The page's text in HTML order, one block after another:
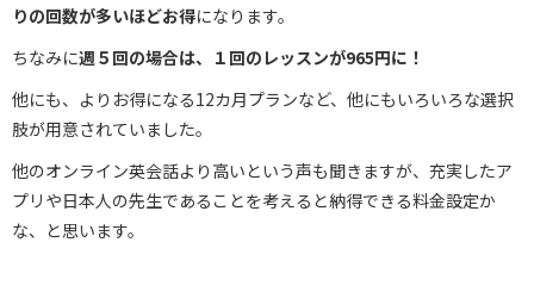
りの回数が多いほどお得になります。
ちなみに週５回の場合は、１回のレッスンが965円に！
他にも、よりお得になる12カ月プランなど、他にもいろいろな選択
肢が用意されていました。
他のオンライン英会話より高いという声も聞きますが、充実したア
プリや日本人の先生であることを考えると納得できる料金設定か
な、と思います。